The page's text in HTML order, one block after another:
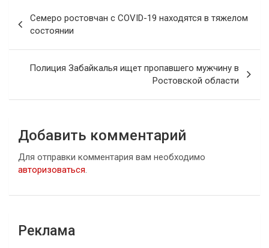
по
записям
Семеро ростовчан с COVID-19 находятся в тяжелом
состоянии
Полиция Забайкалья ищет пропавшего мужчину в
Ростовской области
Добавить комментарий
Для отправки комментария вам необходимо
авторизоваться.
Реклама